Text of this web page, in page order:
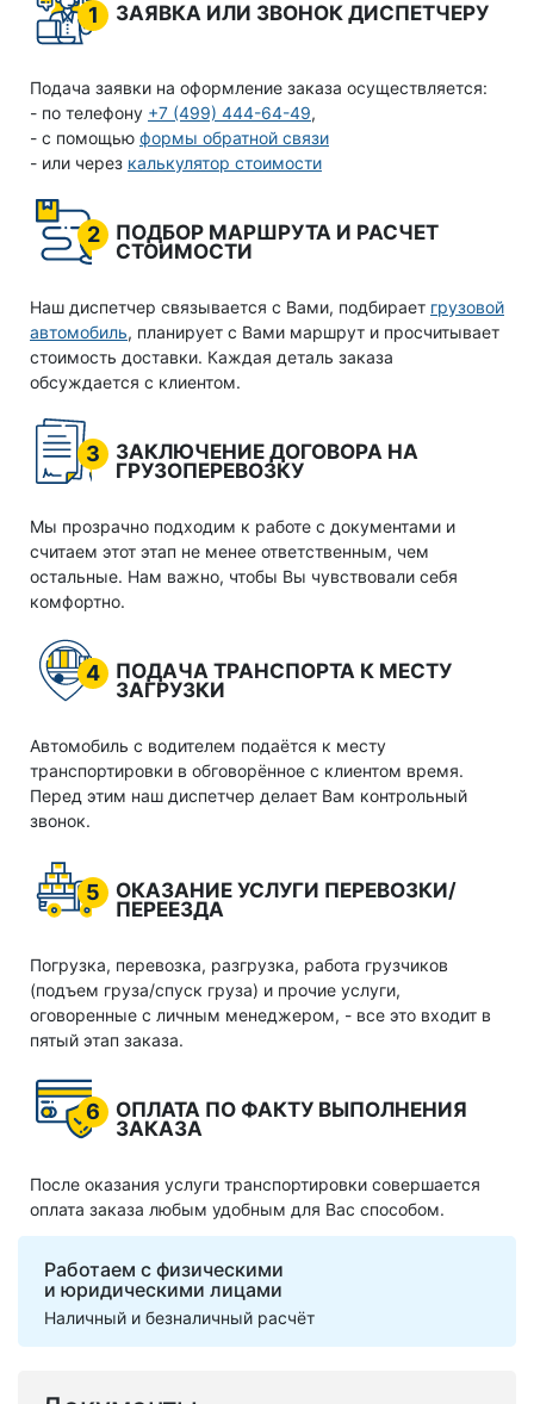
1 ЗАЯВКА ИЛИ ЗВОНОК ДИСПЕТЧЕРУ
Подача заявки на оформление заказа осуществляется:
- по телефону +7 (499) 444-64-49,
- с помощью формы обратной связи
- или через калькулятор стоимости
2
ПОДБОР МАРШРУТА И РАСЧЕТ
СТОИМОСТИ
Наш диспетчер связывается с Вами, подбирает грузовой
автомобиль, планирует с Вами маршрут и просчитывает
стоимость доставки. Каждая деталь заказа
обсуждается с клиентом.
3
ЗАКЛЮЧЕНИЕ ДОГОВОРА НА
ГРУЗОПЕРЕВОЗКУ
Мы прозрачно подходим к работе с документами и
считаем этот этап не менее ответственным, чем
остальные. Нам важно, чтобы Вы чувствовали себя
комфортно.
4
ПОДАЧА ТРАНСПОРТА К МЕСТУ
ЗАГРУЗКИ
Автомобиль с водителем подаётся к месту
транспортировки в обговорённое с клиентом время.
Перед этим наш диспетчер делает Вам контрольный
звонок.
5
ОКАЗАНИЕ УСЛУГИ ПЕРЕВОЗКИ/
ПЕРЕЕЗДА
Погрузка, перевозка, разгрузка, работа грузчиков
(подъем груза/спуск груза) и прочие услуги,
оговоренные с личным менеджером, - все это входит в
пятый этап заказа.
6
ОПЛАТА ПО ФАКТУ ВЫПОЛНЕНИЯ
ЗАКАЗА
После оказания услуги транспортировки совершается
оплата заказа любым удобным для Вас способом.
Работаем с физическими
и юридическими лицами
Наличный и безналичный расчёт